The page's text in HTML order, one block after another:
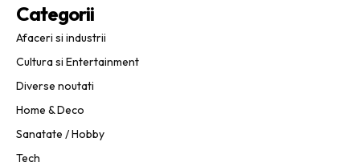
Categorii
Afaceri si industrii
Cultura si Entertainment
Diverse noutati
Home & Deco
Sanatate / Hobby
Tech